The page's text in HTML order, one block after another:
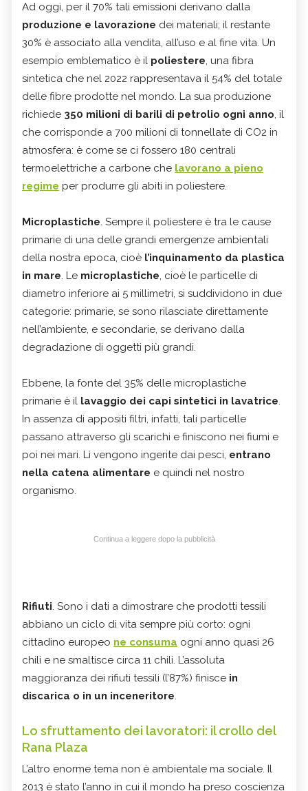
Ad oggi, per il 70% tali emissioni derivano dalla
produzione e lavorazione dei materiali; il restante
30% è associato alla vendita, all’uso e al fine vita. Un
esempio emblematico è il poliestere, una fibra
sintetica che nel 2022 rappresentava il 54% del totale
delle fibre prodotte nel mondo. La sua produzione
richiede 350 milioni di barili di petrolio ogni anno, il
che corrisponde a 700 milioni di tonnellate di CO2 in
atmosfera: è come se ci fossero 180 centrali
termoelettriche a carbone che lavorano a pieno
regime per produrre gli abiti in poliestere.
Microplastiche. Sempre il poliestere è tra le cause
primarie di una delle grandi emergenze ambientali
della nostra epoca, cioè l’inquinamento da plastica
in mare. Le microplastiche, cioè le particelle di
diametro inferiore ai 5 millimetri, si suddividono in due
categorie: primarie, se sono rilasciate direttamente
nell’ambiente, e secondarie, se derivano dalla
degradazione di oggetti più grandi.
Ebbene, la fonte del 35% delle microplastiche
primarie è il lavaggio dei capi sintetici in lavatrice.
In assenza di appositi filtri, infatti, tali particelle
passano attraverso gli scarichi e finiscono nei fiumi e
poi nei mari. Lì vengono ingerite dai pesci, entrano
nella catena alimentare e quindi nel nostro
organismo.
Continua a leggere dopo la pubblicità
Rifiuti. Sono i dati a dimostrare che prodotti tessili
abbiano un ciclo di vita sempre più corto: ogni
cittadino europeo ne consuma ogni anno quasi 26
chili e ne smaltisce circa 11 chili. L’assoluta
maggioranza dei rifiuti tessili (l’87%) finisce in
discarica o in un inceneritore.
Lo sfruttamento dei lavoratori: il crollo del
Rana Plaza
L’altro enorme tema non è ambientale ma sociale. Il
2013 è stato l’anno in cui il mondo ha preso coscienza